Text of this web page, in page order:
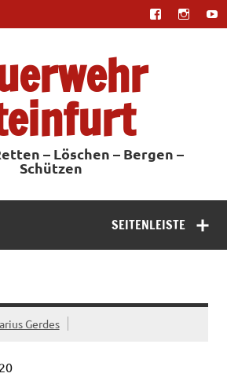
– Löschen – Bergen –
Schützen
SEITENLEISTE
Gerdes